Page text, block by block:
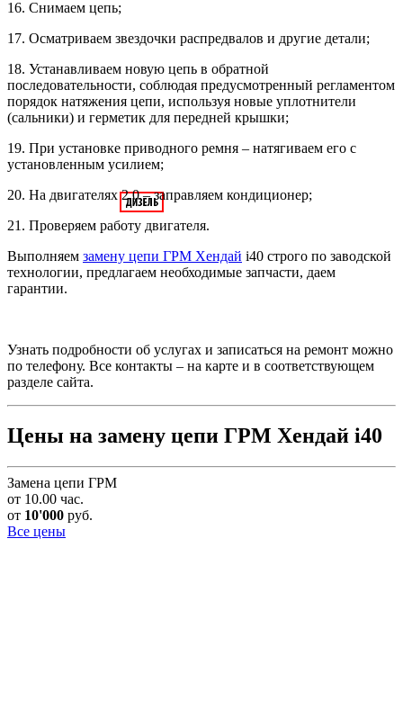
16. Снимаем цепь;
17. Осматриваем звездочки распредвалов и другие детали;
18. Устанавливаем новую цепь в обратной
последовательности, соблюдая предусмотренный регламентом
порядок натяжения цепи, используя новые уплотнители
(сальники) и герметик для передней крышки;
19. При установке приводного ремня – натягиваем его с
установленным усилием;
20. На двигателях 2.0 – заправляем кондиционер;
21. Проверяем работу двигателя.
Выполняем замену цепи ГРМ Хендай i40 строго по заводской
технологии, предлагаем необходимые запчасти, даем
гарантии.
Узнать подробности об услугах и записаться на ремонт можно
по телефону. Все контакты – на карте и в соответствующем
разделе сайта.
Цены на замену цепи ГРМ Хендай i40
Замена цепи ГРМ
от 10.00 час.
от 10'000 руб.
Все цены